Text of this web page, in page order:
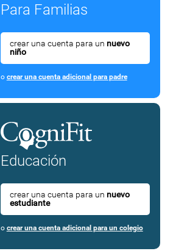
Para Familias
crear una cuenta para un nuevo
niño
o crear una cuenta adicional para padre
Educación
crear una cuenta para un nuevo
estudiante
o crear una cuenta adicional para un colegio